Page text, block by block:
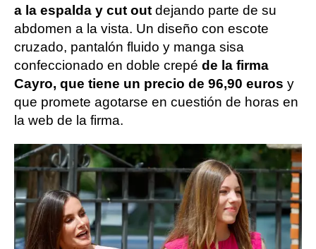
a la espalda y cut out dejando parte de su
abdomen a la vista. Un diseño con escote
cruzado, pantalón fluido y manga sisa
confeccionado en doble crepé de la firma
Cayro, que tiene un precio de 96,90 euros y
que promete agotarse en cuestión de horas en
la web de la firma.